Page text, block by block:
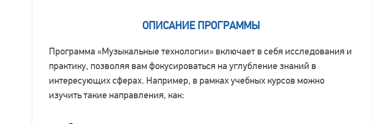
ОПИСАНИЕ ПРОГРАММЫ
Программа «Музыкальные технологии» включает в себя исследования и
практику, позволяя вам фокусироваться на углубление знаний в
интересующих сферах. Например, в рамках учебных курсов можно
изучить такие направления, как: